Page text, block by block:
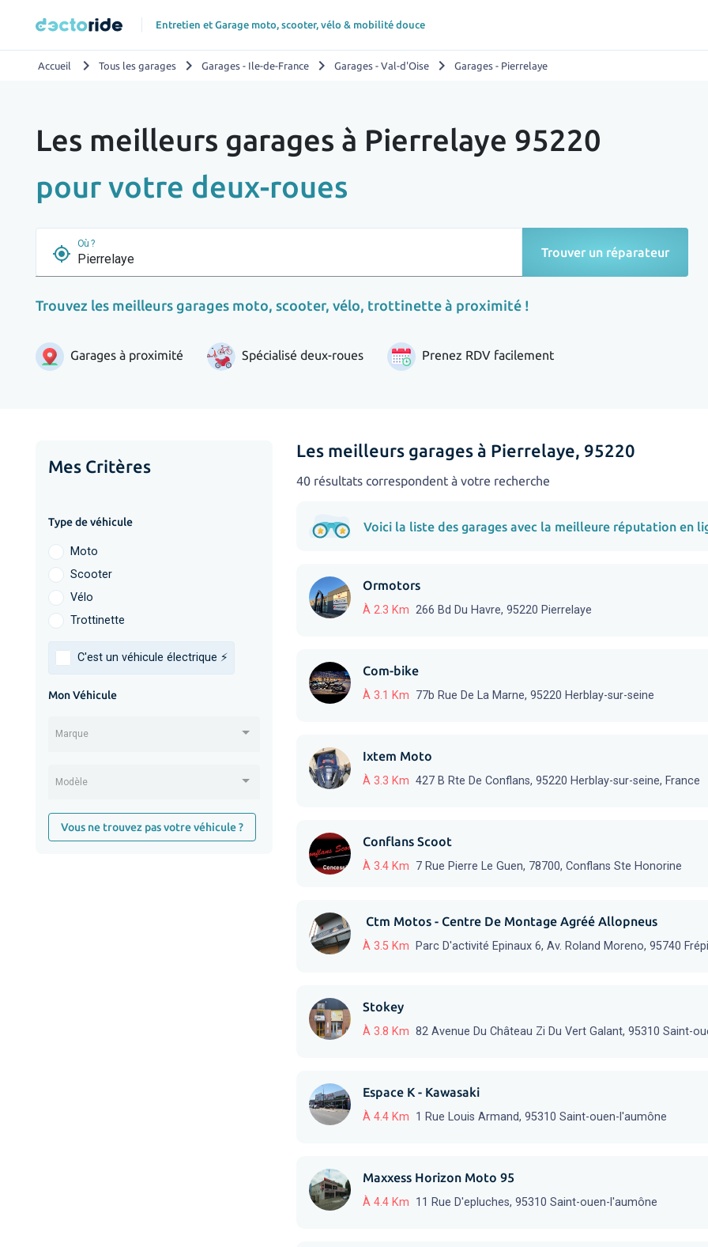
Entretien et Garage moto, scooter, vélo & mobilité douce
Accueil chevron_right Tous les garages chevron_right Garages - Ile-de-France chevron_right Garages - Val-d'Oise chevron_right Garages - Pierrelaye
Les meilleurs garages à Pierrelaye 95220
pour votre deux-roues
my_location
Où ?
Trouver un réparateur
Trouvez les meilleurs garages moto, scooter, vélo, trottinette à proximité !
Garages à proximité Spécialisé deux-roues Prenez RDV facilement
Mes Critères
Type de véhicule
Moto
Scooter
Vélo
Trottinette
C'est un véhicule électrique ⚡️
Mon Véhicule
Marque
Modèle
Vous ne trouvez pas votre véhicule ?
Les meilleurs garages à Pierrelaye, 95220
40 résultats correspondent à votre recherche
Voici la liste des garages avec la meilleure réputation en
Ormotors
À 2.3 Km 266 Bd Du Havre, 95220 Pierrelaye
Com-bike
À 3.1 Km 77b Rue De La Marne, 95220 Herblay-sur-seine
Ixtem Moto
À 3.3 Km 427 B Rte De Conflans, 95220 Herblay-sur-seine, France
Conflans Scoot
À 3.4 Km 7 Rue Pierre Le Guen, 78700, Conflans Ste Honorine
️ Ctm Motos - Centre De Montage Agréé Allopneus
À 3.5 Km Parc D'activité Epinaux 6, Av. Roland Moreno, 95740
Stokey
À 3.8 Km 82 Avenue Du Château Zi Du Vert Galant, 95310 Saint-
Espace K - Kawasaki
À 4.4 Km 1 Rue Louis Armand, 95310 Saint-ouen-l'aumône
Maxxess Horizon Moto 95
À 4.4 Km 11 Rue D'epluches, 95310 Saint-ouen-l'aumône